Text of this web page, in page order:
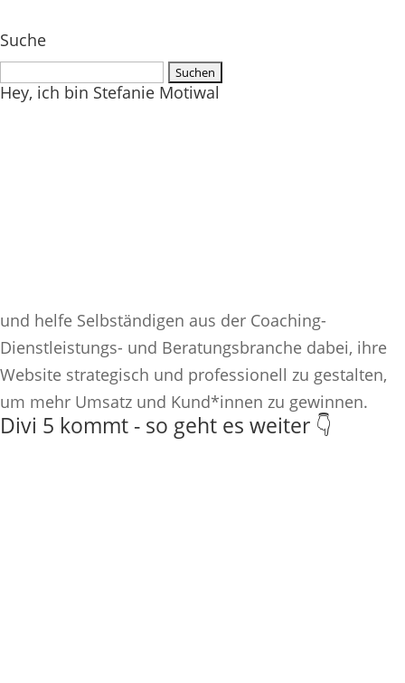
Suche
Suchen
nach:
Hey, ich bin Stefanie Motiwal
und helfe Selbständigen aus der Coaching-
Dienstleistungs- und Beratungsbranche dabei, ihre
Website strategisch und professionell zu gestalten,
um mehr Umsatz und Kund*innen zu gewinnen.
Divi 5 kommt - so geht es weiter 👇